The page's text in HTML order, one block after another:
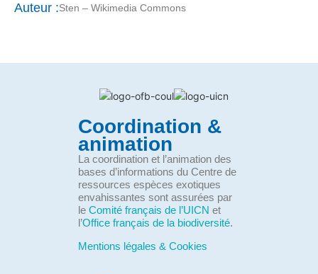
Auteur :Sten – Wikimedia Commons
Coordination &
animation
La coordination et l’animation des
bases d’informations du Centre de
ressources espèces exotiques
envahissantes sont assurées par
le Comité français de l’UICN et
l’Office français de la biodiversité.
Mentions légales & Cookies